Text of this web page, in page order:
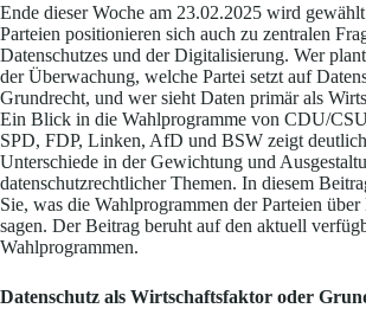
Ende dieser Woche am 23.02.2025 wird
Parteien positionieren sich auch zu zentralen
Datenschutzes und der Digitalisierung. Wer
der Überwachung, welche Partei setzt auf
Grundrecht, und wer sieht Daten primär als
Ein Blick in die Wahlprogramme von CDU/
SPD, FDP, Linken, AfD und BSW zeigt
Unterschiede in der Gewichtung und
datenschutzrechtlicher Themen. In diesem
Sie, was die Wahlprogrammen der Parteien über
sagen. Der Beitrag beruht auf den aktuell
Wahlprogrammen.
Datenschutz als Wirtschaftsfaktor oder